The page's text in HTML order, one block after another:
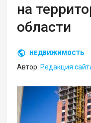
на
области
НЕДВИЖИМОСТЬ
Автор: Редакция